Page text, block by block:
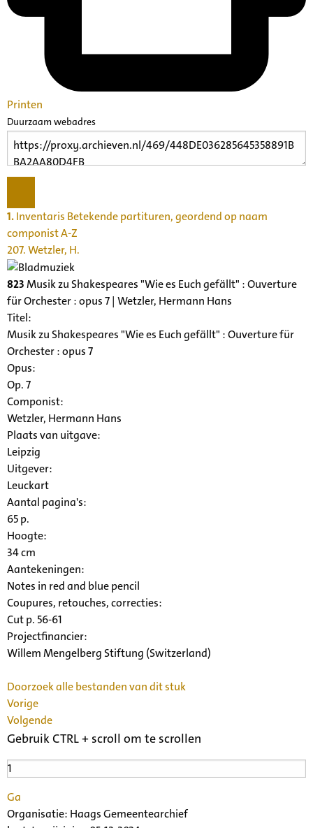
Printen
Duurzaam webadres
1.Inventaris Betekende partituren, geordend op naam
componist A-Z
207. Wetzler, H.
823Musik zu Shakespeares "Wie es Euch gefällt" : Ouverture
für Orchester : opus 7 | Wetzler, Hermann Hans
Titel:
Musik zu Shakespeares "Wie es Euch gefällt" : Ouverture für
Orchester : opus 7
Opus:
Op. 7
Componist:
Wetzler, Hermann Hans
Plaats van uitgave:
Leipzig
Uitgever:
Leuckart
Aantal pagina's:
65 p.
Hoogte:
34 cm
Aantekeningen:
Notes in red and blue pencil
Coupures, retouches, correcties:
Cut p. 56-61
Projectfinancier:
Willem Mengelberg Stiftung (Switzerland)
Doorzoek alle bestanden van dit stuk
Vorige
Volgende
Gebruik CTRL + scroll om te scrollen
Ga
Organisatie: Haags Gemeentearchief